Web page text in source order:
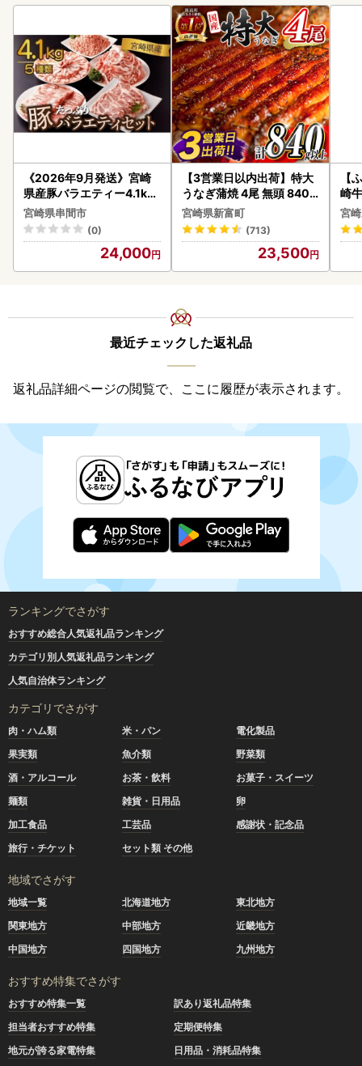
《2026年9月発送》宮崎
県産豚バラエティー4.1kg
セット_K033-057-2609
宮崎県串間市
(0)
24,000
【3営業日以内出荷】特大
うなぎ蒲焼 4尾 無頭 840g
以上 C388-840-3D
宮崎県新富町
(713)
23,500
【
崎
-VO
宮
最近チェックした返礼品
返礼品詳細ページの閲覧で、ここに履歴が表示されます。
ランキングでさがす
おすすめ総合人気返礼品ランキング
カテゴリ別人気返礼品ランキング
人気自治体ランキング
カテゴリでさがす
肉・ハム類 米・パン
電化製品
果実類
魚介類
野菜類
酒・アルコール
お茶・飲料
お菓子・スイーツ
麺類
雑貨・日用品
卵
加工食品
工芸品
感謝状・記念品
旅行・チケット
セット類 その他
地域でさがす
地域一覧 北海道地方
東北地方
関東地方
中部地方
近畿地方
中国地方
四国地方 九州地方
おすすめ特集でさがす
おすすめ特集一覧
訳あり返礼品特集
担当者おすすめ特集
定期便特集
地元が誇る家電特集
日用品・消耗品特集